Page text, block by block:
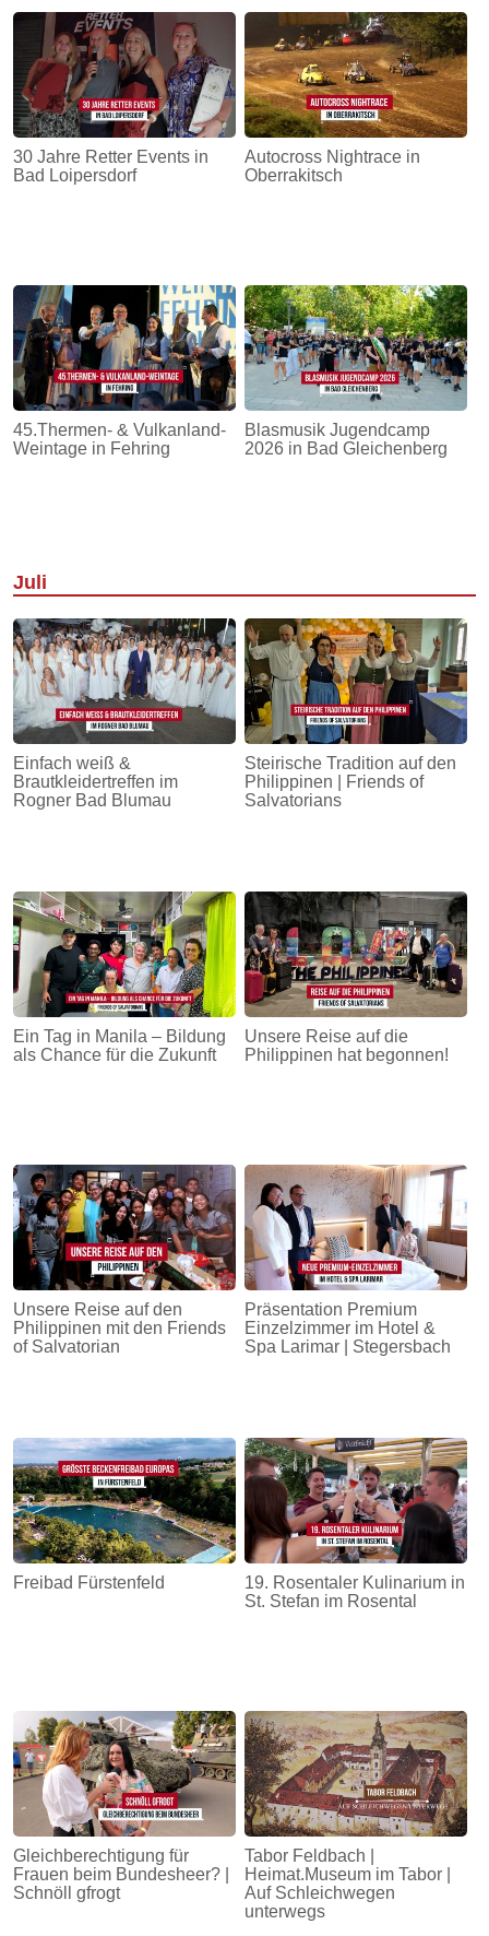
30 Jahre Retter Events in
Bad Loipersdorf
Autocross Nightrace in
Oberrakitsch
45.Thermen- & Vulkanland-
Weintage in Fehring
Blasmusik Jugendcamp
2026 in Bad Gleichenberg
Juli
Einfach weiß &
Brautkleidertreffen im
Rogner Bad Blumau
Steirische Tradition auf den
Philippinen | Friends of
Salvatorians
Ein Tag in Manila – Bildung
als Chance für die Zukunft
Unsere Reise auf die
Philippinen hat begonnen!
Unsere Reise auf den
Philippinen mit den Friends
of Salvatorian
Präsentation Premium
Einzelzimmer im Hotel &
Spa Larimar | Stegersbach
Freibad Fürstenfeld
19. Rosentaler Kulinarium in
St. Stefan im Rosental
Gleichberechtigung für
Frauen beim Bundesheer? |
Schnöll gfrogt
Tabor Feldbach |
Heimat.Museum im Tabor |
Auf Schleichwegen
unterwegs